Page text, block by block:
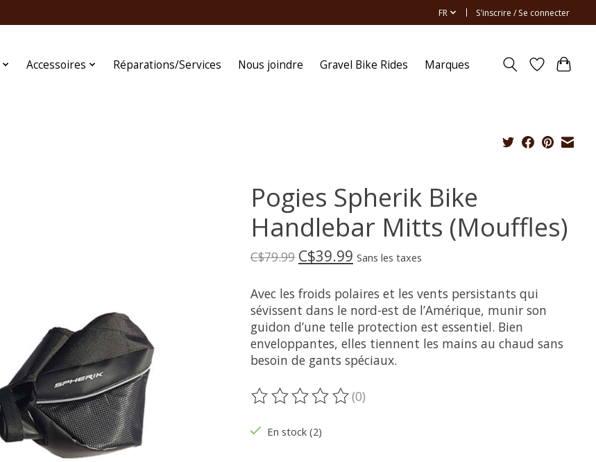
FR S’inscrire / Se connecter
Accessoires Réparations/Services Nous joindre Gravel Bike Rides Marques
Pogies Spherik Bike
Handlebar Mitts (Mouffles)
C$79.99 C$39.99 Sans les taxes
Avec les froids polaires et les vents persistants qui
sévissent dans le nord-est de l’Amérique, munir son
guidon d’une telle protection est essentiel. Bien
enveloppantes, elles tiennent les mains au chaud sans
besoin de gants spéciaux.
Ce produit est évalué à
(0)
En stock (2)